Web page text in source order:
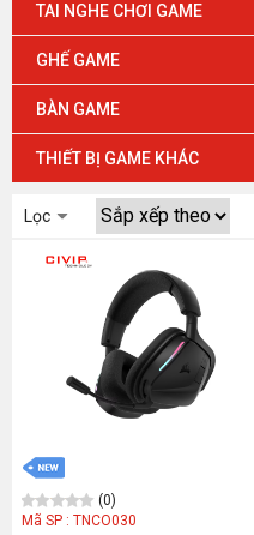
TAI NGHE CHƠI GAME
GHẾ GAME
BÀN GAME
THIẾT BỊ GAME KHÁC
Lọc
(0)
Mã SP : TNCO030